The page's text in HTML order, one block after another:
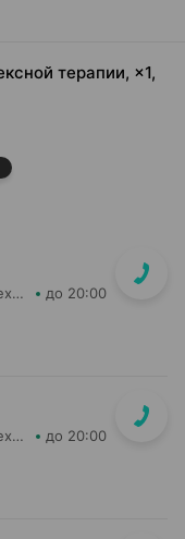
терапии, ×1,
Медпростор Пролайф ООО Салон медтехники и ортопедии №52 до 20:00
Медпростор Пролайф ООО Салон медтехники и ортопедии №51 до 20:00